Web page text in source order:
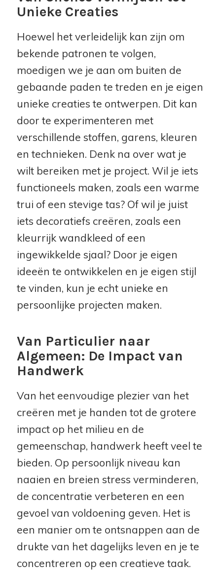
Unieke Creaties
Hoewel het verleidelijk kan zijn om
bekende patronen te volgen,
moedigen we je aan om buiten de
gebaande paden te treden en je eigen
unieke creaties te ontwerpen. Dit kan
door te experimenteren met
verschillende stoffen, garens, kleuren
en technieken. Denk na over wat je
wilt bereiken met je project. Wil je iets
functioneels maken, zoals een warme
trui of een stevige tas? Of wil je juist
iets decoratiefs creëren, zoals een
kleurrijk wandkleed of een
ingewikkelde sjaal? Door je eigen
ideeën te ontwikkelen en je eigen stijl
te vinden, kun je echt unieke en
persoonlijke projecten maken.
Van Particulier naar
Algemeen: De Impact van
Handwerk
Van het eenvoudige plezier van het
creëren met je handen tot de grotere
impact op het milieu en de
gemeenschap, handwerk heeft veel te
bieden. Op persoonlijk niveau kan
naaien en breien stress verminderen,
de concentratie verbeteren en een
gevoel van voldoening geven. Het is
een manier om te ontsnappen aan de
drukte van het dagelijks leven en je te
concentreren op een creatieve taak.